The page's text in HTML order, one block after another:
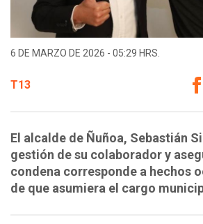
6 DE MARZO DE 2026 - 05:29 HRS.
T13
El alcalde de Ñuñoa, Sebastián
gestión de su colaborador y
condena corresponde a hechos
de que asumiera el cargo